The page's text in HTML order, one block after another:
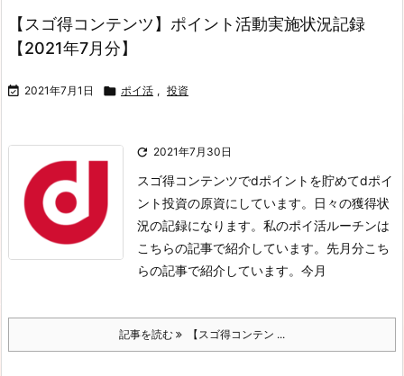
【スゴ得コンテンツ】ポイント活動実施状況記録
【2021年7月分】
 2021年7月1日  ポイ活 , 投資
 2021年7月30日
スゴ得コンテンツでdポイントを貯めてdポイ
ント投資の原資にしています。日々の獲得状
況の記録になります。私のポイ活ルーチンは
こちらの記事で紹介しています。先月分こち
らの記事で紹介しています。 今月
記事を読む 【スゴ得コンテン ...